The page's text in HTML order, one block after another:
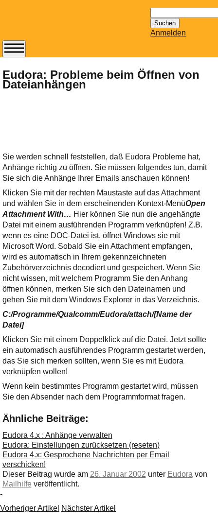
nach:
Anmelden
Eudora: Probleme beim Öffnen von
Dateianhängen
Sie werden schnell feststellen, daß Eudora Probleme hat,
Anhänge richtig zu öffnen. Sie müssen folgendes tun, damit
Sie sich die Anhänge Ihrer Emails anschauen können!
Klicken Sie mit der rechten Maustaste auf das Attachment
und wählen Sie in dem erscheinenden Kontext-MenüOpen
Attachment With… Hier können Sie nun die angehängte
Datei mit einem ausführenden Programm verknüpfen! Z.B.
wenn es eine DOC-Datei ist, öffnet Windows sie mit
Microsoft Word. Sobald Sie ein Attachment empfangen,
wird es automatisch in Ihrem gekennzeichneten
Zubehörverzeichnis decodiert und gespeichert. Wenn Sie
nicht wissen, mit welchem Programm Sie den Anhang
öffnen können, merken Sie sich den Dateinamen und
gehen Sie mit dem Windows Explorer in das Verzeichnis.
C:/Programme/Qualcomm/Eudora/attach/[Name der
Datei]
Klicken Sie mit einem Doppelklick auf die Datei. Jetzt sollte
ein automatisch ausführendes Programm gestartet werden,
das Sie sich merken sollten, wenn Sie es mit Eudora
verknüpfen wollen!
Wenn kein bestimmtes Programm gestartet wird, müssen
Sie den Absender nach dem Programmformat fragen.
Ähnliche Beiträge:
Eudora 4.x : Anhänge verwalten
Eudora: Einstellungen zurücksetzen (reseten)
Eudora 4.x: Gesprochene Nachrichten per Email
verschicken!
Dieser Beitrag wurde am 26. Januar 2002 unter Eudora von
Mailhilfe veröffentlicht.
-
Vorheriger Artikel Nächster Artikel
Abonnieren Sie den
14-tägig
erscheinenden
Newsletter von
bereithält!
Wie z.B. Outlook,
GMail, Thunderbird
oder auch
KuNoMail, usw.
Ihre E-Mail
Adresse:
E-Mail
E-Mail bestätigen